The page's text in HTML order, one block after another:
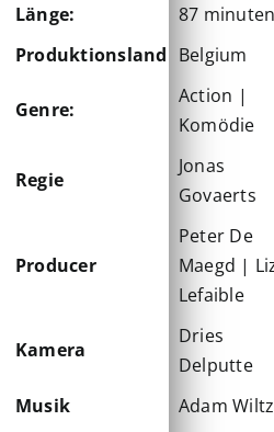
Länge:
87
Produktionsland Belgium
Genre:
Action |
Komödie
Regie
Jonas
Govaerts
Producer
Peter De
Maegd |
Lefaible
Kamera
Dries
Delputte
Musik
Adam